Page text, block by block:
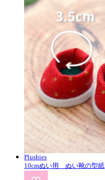
Plushies
10cmぬい用 ぬい靴の型紙